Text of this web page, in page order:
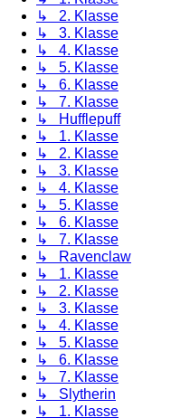
↳ 2. Klasse
↳ 3. Klasse
↳ 4. Klasse
↳ 5. Klasse
↳ 6. Klasse
↳ 7. Klasse
↳ Hufflepuff
↳ 1. Klasse
↳ 2. Klasse
↳ 3. Klasse
↳ 4. Klasse
↳ 5. Klasse
↳ 6. Klasse
↳ 7. Klasse
↳ Ravenclaw
↳ 1. Klasse
↳ 2. Klasse
↳ 3. Klasse
↳ 4. Klasse
↳ 5. Klasse
↳ 6. Klasse
↳ 7. Klasse
↳ Slytherin
↳ 1. Klasse